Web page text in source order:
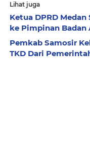
Lihat juga
Ketua DPRD
ke Pimpinan Badan
Pemkab Samosir
TKD Dari